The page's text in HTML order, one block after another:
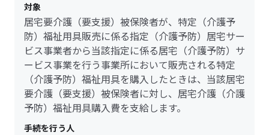
対象
居宅要介護（要支援）被保険者が、特定（介護予
防）福祉用具販売に係る指定（介護予防）居宅サー
ビス事業者から当該指定に係る居宅（介護予防）サ
ービス事業を行う事業所において販売される特定
（介護予防）福祉用具を購入したときは、当該居宅
要介護（要支援）被保険者に対し、居宅介護（介護
予防）福祉用具購入費を支給します。
手続を行う人